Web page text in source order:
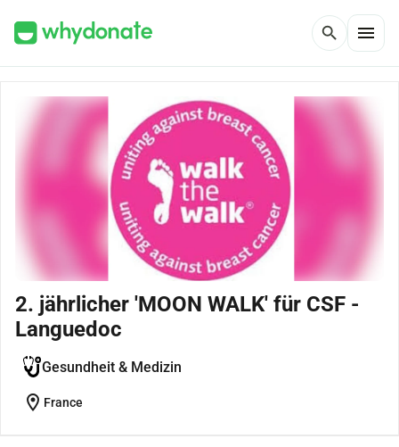
search menu
2. jährlicher 'MOON WALK' für CSF -
Languedoc
Gesundheit & Medizin
location_on France